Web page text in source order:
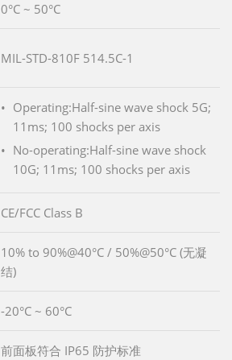
0°C ~ 50°C
MIL-STD-810F 514.5C-1
Operating:Half-sine wave shock 5G;
11ms; 100 shocks per axis
No-operating:Half-sine wave shock
10G; 11ms; 100 shocks per axis
CE/FCC Class B
10% to 90%@40°C / 50%@50°C (无凝
结)
-20°C ~ 60°C
前面板符合 IP65 防护标准